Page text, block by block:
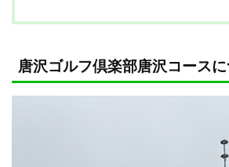
唐沢ゴルフ倶楽部唐沢コース